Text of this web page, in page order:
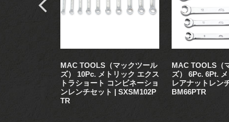
MAC TOOLS（マックツール
ズ） 10Pc. メトリック エクス
トラショート コンビネーショ
ンレンチセット | SXSM102P
TR
MAC TOOLS（
ズ） 6Pc. 6Pt.
レアナットレン
BM66PTR